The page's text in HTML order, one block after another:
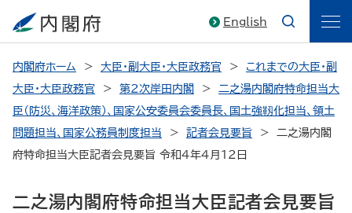
English
内閣府ホーム 大臣・副大臣・大臣政務官
これまでの大臣・副
大臣・大臣政務官
第2次岸田内閣
二之湯内閣府特命担当大
臣（防災、海洋政策）、国家公安委員会委員長、国土強靱化担当、領土
問題担当、国家公務員制度担当
記者会見要旨
二之湯内閣
府特命担当大臣記者会見要旨 令和4年4月12日
二之湯内閣府特命担当大臣記者会見要旨